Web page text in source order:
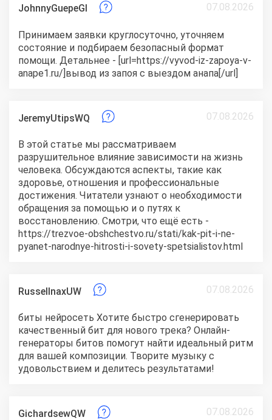
JohnnyGuepeGI 07.08.2026
Принимаем заявки круглосуточно, уточняем
состояние и подбираем безопасный формат
помощи. Детальнее - [url=https://vyvod-iz-zapoya-v-
anape1.ru/]вывод из запоя с выездом анапа[/url]
JeremyUtipsWQ 07.08.2026
В этой статье мы рассматриваем
разрушительное влияние зависимости на жизнь
человека. Обсуждаются аспекты, такие как
здоровье, отношения и профессиональные
достижения. Читатели узнают о необходимости
обращения за помощью и о путях к
восстановлению. Смотри, что ещё есть -
https://trezvoe-obshchestvo.ru/stati/kak-pit-i-ne-
pyanet-narodnye-hitrosti-i-sovety-spetsialistov.html
RussellnaxUW 07.08.2026
биты нейросеть Хотите быстро сгенерировать
качественный бит для нового трека? Онлайн-
генераторы битов помогут найти идеальный ритм
для вашей композиции. Творите музыку с
удовольствием и делитесь результатами!
GichardsewQW 07.08.2026